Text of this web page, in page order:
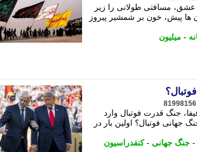
عشق، مسافتی طولانی را زیر
ها پیش، خون بر شمشیر پیروز
- میلیون
81998156
جنگ قدرت فوتبال وارد
جهانی فوتبال؟ اولین بار در
- جنگ جهانی -کنفدراسیون